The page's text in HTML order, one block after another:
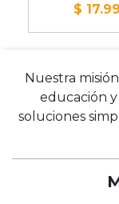
$
Nuestra
educación y
soluciones